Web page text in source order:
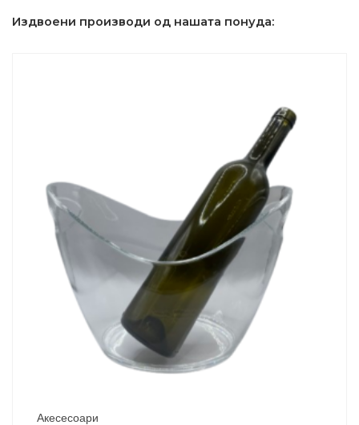
Издвоени производи од нашата понуда:
Акесесоари